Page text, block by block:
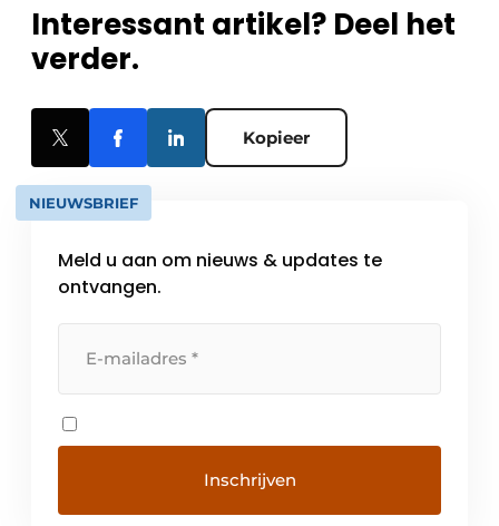
Interessant artikel? Deel het
verder.
Kopieer
NIEUWSBRIEF
Meld u aan om nieuws & updates te
ontvangen.